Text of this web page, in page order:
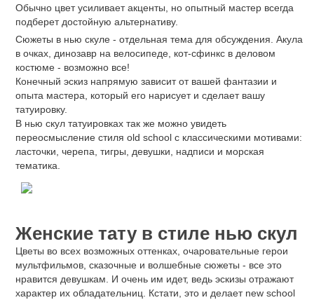
Обычно цвет усиливает акценты, но опытный мастер всегда
подберет достойную альтернативу.
Сюжеты в нью скуле - отдельная тема для обсуждения. Акула
в очках, динозавр на велосипеде, кот-сфинкс в деловом
костюме - возможно все!
Конечный эскиз напрямую зависит от вашей фантазии и
опыта мастера, который его нарисует и сделает вашу
татуировку.
В нью скул татуировках так же можно увидеть
переосмысление стиля old school с классическими мотивами:
ласточки, черепа, тигры, девушки, надписи и морская
тематика.
Женские тату в стиле нью скул
Цветы во всех возможных оттенках, очаровательные герои
мультфильмов, сказочные и волшебные сюжеты - все это
нравится девушкам. И очень им идет, ведь эскизы отражают
характер их обладательниц. Кстати, это и делает new school